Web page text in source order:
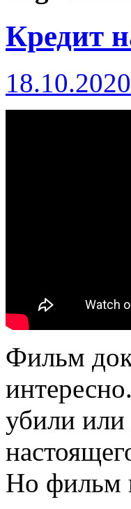
Кредит
Фильм
убили или
Но фильм